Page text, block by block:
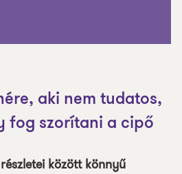
aki nem tudatos,
fog szorítani a cipő
között könnyű